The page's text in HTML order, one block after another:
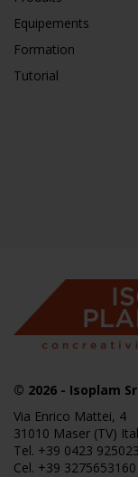
Equipements
Formation
Tutorial
© 2026 - Isoplam
Via Enrico Mattei, 4
31010 Maser (TV)
Tel. +39 0423 925023
Cel. +39 3275653160